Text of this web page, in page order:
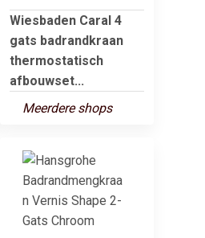
Wiesbaden Caral 4
gats badrandkraan
thermostatisch
afbouwset...
Meerdere shops